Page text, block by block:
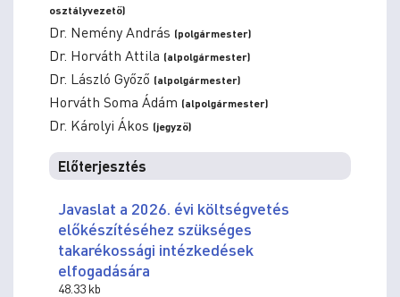
osztályvezető)
Dr. Nemény András (polgármester)
Dr. Horváth Attila (alpolgármester)
Dr. László Győző (alpolgármester)
Horváth Soma Ádám (alpolgármester)
Dr. Károlyi Ákos (jegyző)
Előterjesztés
Javaslat a 2026. évi költségvetés
előkészítéséhez szükséges
takarékossági intézkedések
elfogadására
48.33 kb